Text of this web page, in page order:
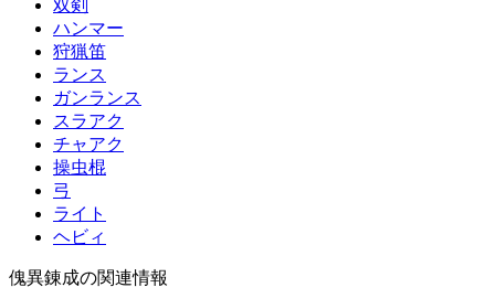
双剣
ハンマー
狩猟笛
ランス
ガンランス
スラアク
チャアク
操虫棍
弓
ライト
ヘビィ
傀異錬成の関連情報